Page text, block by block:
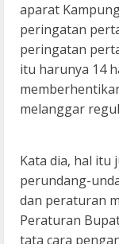
aparat
peringatan
peringatan
itu harunya 14
melanggar
Kata dia, hal itu
perundang-
dan peraturan
Peraturan
tata cara